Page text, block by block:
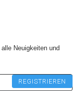
Neuigkeiten und